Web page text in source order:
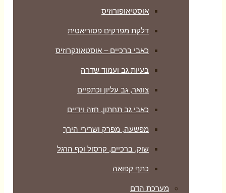
אוסטיאופורוזיס
דלקת מפרקים פסוריאטית
כאבי ברכיים – אוסטאונקרוזיס
בעיות גב ועמוד שדרה
צוואר, גב עליון וכתפיים
כאבי גב תחתון, חזה וידיים
מפשעה, מפרק ושרירי הירך
שוק, ברכיים, קרסול וכף הרגל
כתף קפואה
מערכת הדם